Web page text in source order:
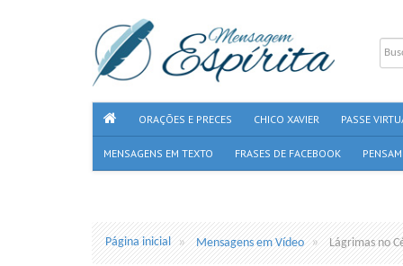
ORAÇÕES E PRECES CHICO XAVIER PASSE
MENSAGENS EM TEXTO FRASES DE FACEBOOK
Página inicial Mensagens em Vídeo Lágrimas no